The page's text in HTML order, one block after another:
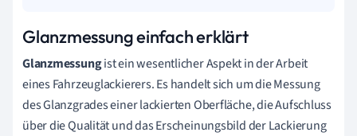
Glanzmessung einfach erklärt
Glanzmessungist ein wesentlicher Aspekt in der Arbeit
eines Fahrzeuglackierers. Es handelt sich um die Messung
des Glanzgrades einer lackierten Oberfläche, die Aufschluss
über die Qualität und das Erscheinungsbild der Lackierung